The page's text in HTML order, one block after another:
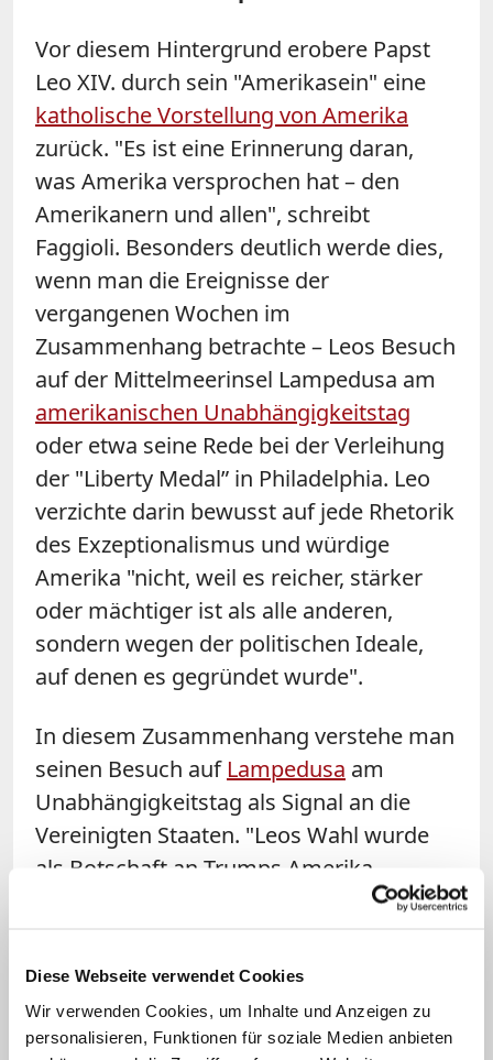
Diese Webseite verwendet Cookies
Wir verwenden Cookies, um Inhalte und Anzeigen zu
personalisieren, Funktionen für soziale Medien anbieten
Vor diesem Hintergrund erobere Papst
Leo XIV. durch sein "Amerikasein" eine
katholische Vorstellung von Amerika
zurück. "Es ist eine Erinnerung daran,
was Amerika versprochen hat – den
Amerikanern und allen", schreibt
Faggioli. Besonders deutlich werde dies,
wenn man die Ereignisse der
vergangenen Wochen im
Zusammenhang betrachte – Leos Besuch
auf der Mittelmeerinsel Lampedusa am
amerikanischen Unabhängigkeitstag
oder etwa seine Rede bei der Verleihung
der "Liberty Medal” in Philadelphia. Leo
verzichte darin bewusst auf jede Rhetorik
des Exzeptionalismus und würdige
Amerika "nicht, weil es reicher, stärker
oder mächtiger ist als alle anderen,
sondern wegen der politischen Ideale,
auf denen es gegründet wurde".
In diesem Zusammenhang verstehe man
seinen Besuch auf Lampedusa am
Unabhängigkeitstag als Signal an die
Vereinigten Staaten. "Leos Wahl wurde
als Botschaft an Trumps Amerika
interpretiert, und dieses Element ist
der Papst Europa an seine
Verantwortung für Flüchtlinge und
Migranten erinnert. Auch Leos Rede bei